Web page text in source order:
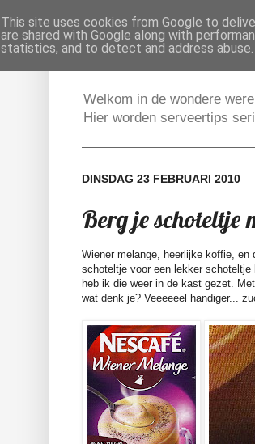
Welkom in de wondere
Hier worden serveertips
DINSDAG 23 FEBRUARI 2010
Berg je schoteltje
Wiener melange, heerlijke koffie,
schoteltje voor een lekker
heb ik die weer in de kast gezet.
wat denk je? Veeeeeel handiger...
This site uses cookies from Google to
are shared with Google along with
statistics, and to detect and address abuse.